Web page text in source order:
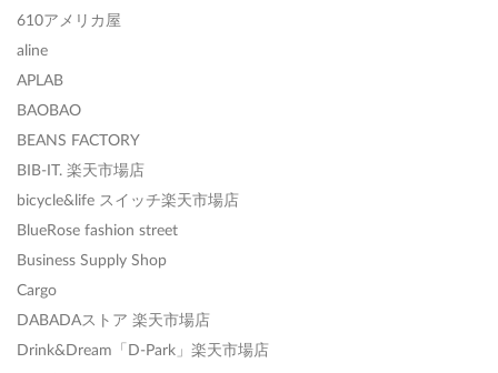
610アメリカ屋
aline
APLAB
BAOBAO
BEANS FACTORY
BIB-IT. 楽天市場店
bicycle&life スイッチ楽天市場店
BlueRose fashion street
Business Supply Shop
Cargo
DABADAストア 楽天市場店
Drink&Dream「D-Park」楽天市場店